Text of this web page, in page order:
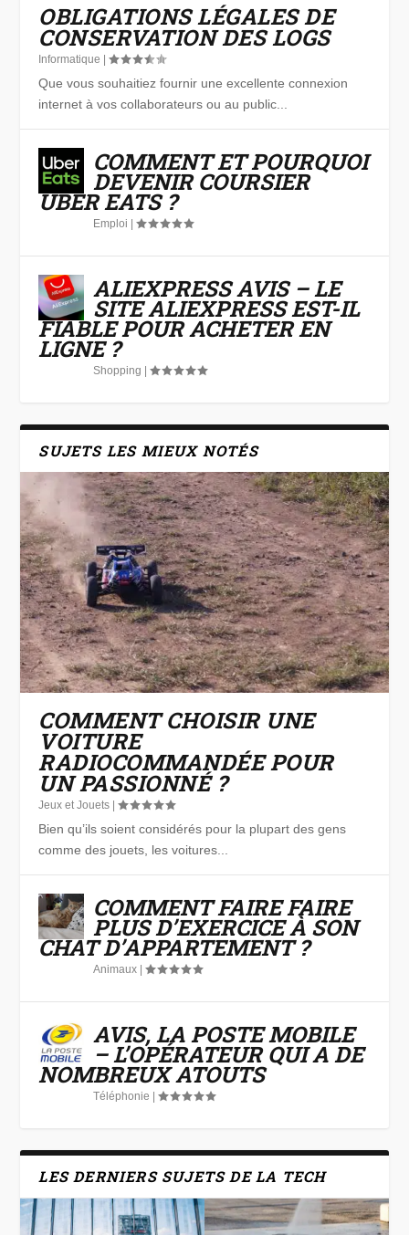
OBLIGATIONS LÉGALES DE
CONSERVATION DES LOGS
Informatique |
Que vous souhaitiez fournir une excellente connexion
internet à vos collaborateurs ou au public...
COMMENT ET POURQUOI
DEVENIR COURSIER
UBER EATS ?
Emploi |
ALIEXPRESS AVIS – LE
SITE ALIEXPRESS EST-IL
FIABLE POUR ACHETER EN
LIGNE ?
Shopping |
SUJETS LES MIEUX NOTÉS
COMMENT CHOISIR UNE
VOITURE
RADIOCOMMANDÉE POUR
UN PASSIONNÉ ?
Jeux et Jouets |
Bien qu’ils soient considérés pour la plupart des gens
comme des jouets, les voitures...
COMMENT FAIRE FAIRE
PLUS D’EXERCICE À SON
CHAT D’APPARTEMENT ?
Animaux |
AVIS, LA POSTE MOBILE
– L’OPÉRATEUR QUI A DE
NOMBREUX ATOUTS
Téléphonie |
LES DERNIERS SUJETS DE LA TECH